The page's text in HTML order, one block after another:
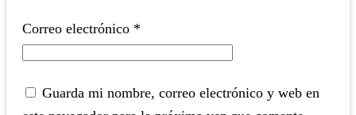
Correo electrónico *
Guarda mi nombre, correo electrónico y web en